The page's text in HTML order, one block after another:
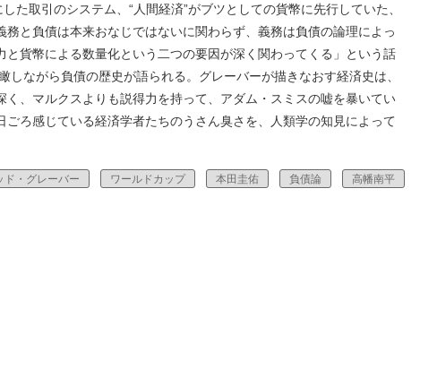
た取引のシステム、“人間経済”がブツとしての貨幣に先行していた、
務と負債は本来おなじではないに関わらず、義務は負債の論理によっ
と貨幣による数量化という二つの要因が深く関わってくる」という話
しながら負債の歴史が語られる。グレーバーが描きなおす経済史は、
く、マルクスよりも説得力を持って、アダム・スミスの嘘を暴いてい
ごろ感じている経済学者たちのうさん臭さを、人類学の知見によって
ド・グレーバー ワールドカップ 本田圭佑 負債論 高幡南平